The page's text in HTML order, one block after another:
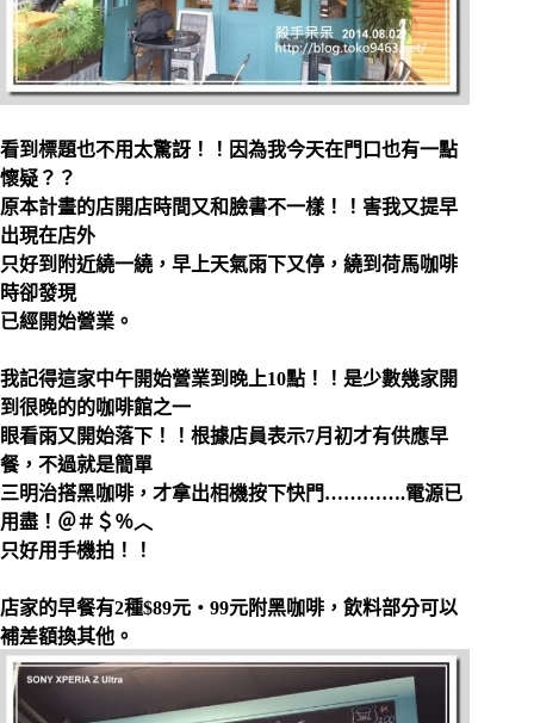
看到標題也不用太驚訝！！因為我今天在門口也有一點
懷疑？？
原本計畫的店開店時間又和臉書不一樣！！害我又提早
出現在店外
只好到附近繞一繞，早上天氣雨下又停，繞到荷馬咖啡
時卻發現
已經開始營業。
我記得這家中午開始營業到晚上10點！！是少數幾家開
到很晚的的咖啡館之一
眼看雨又開始落下！！根據店員表示7月初才有供應早
餐，不過就是簡單
三明治搭黑咖啡，才拿出相機按下快門………….電源已
用盡！＠＃＄％︿
只好用手機拍！！
店家的早餐有2種$89元‧99元附黑咖啡，飲料部分可以
補差額換其他。